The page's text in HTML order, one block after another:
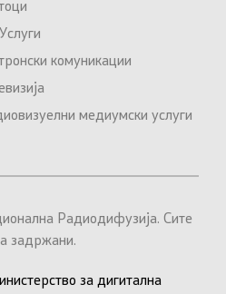
комуникации
медиумски услуги
Радиодифузија. Сите
задржани.
за дигитална